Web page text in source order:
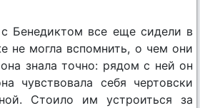
Бенедиктом все еще сидели в
не могла вспомнить, о чем они
знала точно: рядом с ней он
чувствовала себя чертовски
Стоило им устроиться за